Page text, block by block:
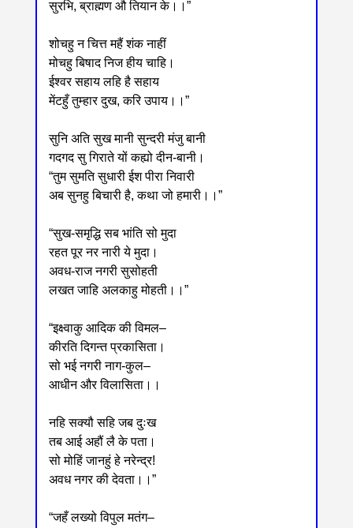
सुरभि, ब्राह्मण औ तियान के।।”
शोचहु न चित्त महैं शंक नाहीं
मोचहु बिषाद निज हीय चाहि।
ईश्वर सहाय लहि है सहाय
मेंटहुँ तुम्हार दुख, करि उपाय।।”
सुनि अति सुख मानी सुन्दरी मंजु बानी
गदगद सु गिराते यों कह्यो दीन-बानी।
“तुम सुमति सुधारी ईश पीरा निवारी
अब सुनहु बिचारी है, कथा जो हमारी।।”
“सुख-समृद्धि सब भांति सो मुदा
रहत पूर नर नारी ये मुदा।
अवध-राज नगरी सुसोहती
लखत जाहि अलकाहु मोहती।।”
“इक्ष्वाकु आदिक की विमल‒
कीरति दिगन्त प्रकासिता।
सो भई नगरी नाग-कुल‒
आधीन और विलासिता।।
नहि सक्यौ सहि जब दुःख
तब आई अहौं लै के पता।
सो मोहिं जानहुं हे नरेन्द्र!
अवध नगर की देवता।।”
“जहँ लख्यो विपुल मतंग‒